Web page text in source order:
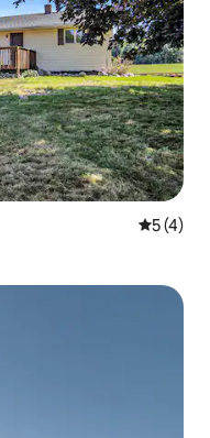
5 (4)